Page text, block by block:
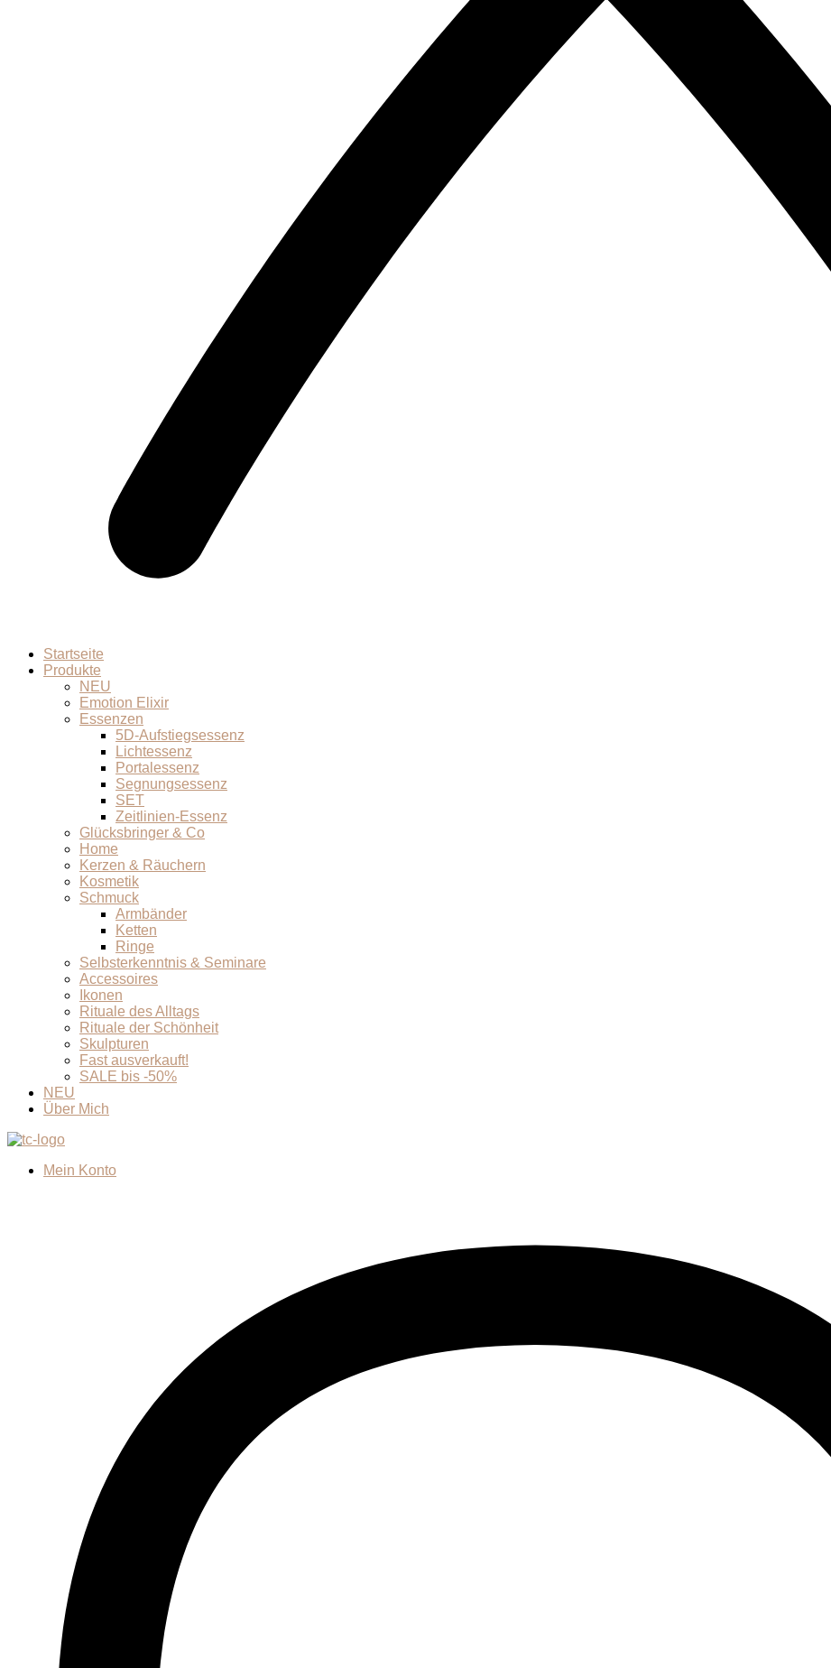
Startseite
Produkte
NEU
Emotion Elixir
Essenzen
5D-Aufstiegsessenz
Lichtessenz
Portalessenz
Segnungsessenz
SET
Zeitlinien-Essenz
Glücksbringer & Co
Home
Kerzen & Räuchern
Kosmetik
Schmuck
Armbänder
Ketten
Ringe
Selbsterkenntnis & Seminare
Accessoires
Ikonen
Rituale des Alltags
Rituale der Schönheit
Skulpturen
Fast ausverkauft!
SALE bis -50%
NEU
Über Mich
Mein Konto